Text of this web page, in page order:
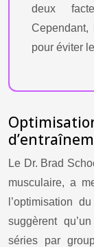
deux
pour éviter
Le Dr. Brad
musculaire, a
l’optimisation
suggèrent
séries par